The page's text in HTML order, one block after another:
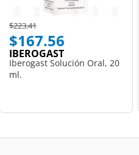
Price reduced from
$223.41to
$167.56
IBEROGAST
Iberogast Solución Oral, 20
ml.